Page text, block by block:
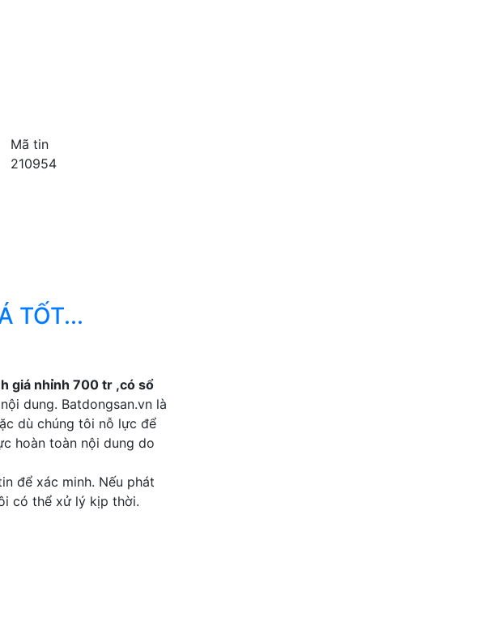
Mã tin
210954
TỐT...
giá nhỉnh 700 tr ,có sổ
dung. Batdongsan.vn là
dù chúng tôi nỗ lực để
hoàn toàn nội dung do
để xác minh. Nếu phát
có thể xử lý kịp thời.